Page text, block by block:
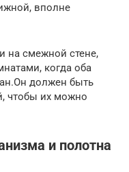
вполне
на смежной стене,
когда оба
должен быть
чтобы их можно
и полотна